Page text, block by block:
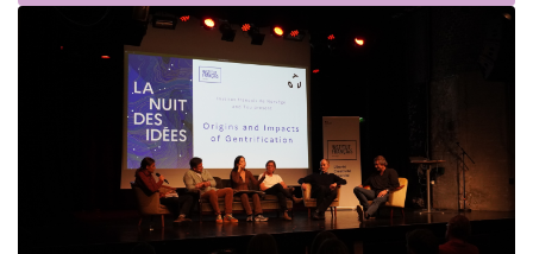
French+Hospitality
Testimonials
Studenthistorier
For institusjoner
France Alumni
VITENSKAP OG
FORSKNING
Cooperation